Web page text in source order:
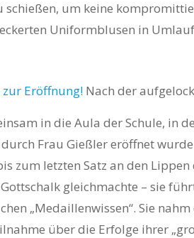
schießen, um keine
Uniformblusen in
Nach der
in die Aula der Schule, in
Frau Gießler eröffnet
zum letzten Satz an den Lippen
gleichmachte – sie
„Medaillenwissen“. Sie
über die Erfolge ihrer